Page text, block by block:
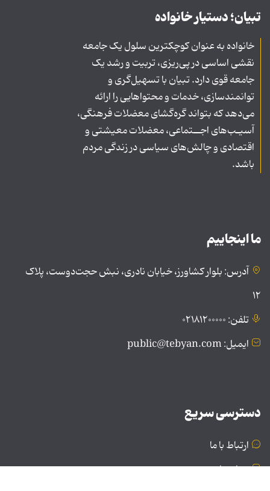
تبیان؛ دستیار خانواده
خانواده به عنوان کوچکترین سلول یک جامعه
نقشی اساسی در پی‌ریزی، تربیت و رشد یک
جامعه قوی دارد. تبیان با تسهیل‌گری و
توانمندسازی، خدمات و محتواهایی را ارائه
می‌دهد که بتواند گره‌گشای معضلات فرهنگی،
آسیـب‌های اجــتماعی، معضلات معیشتی و
اقتصادی و چالش‌های سیاسی در زندگی مردم
باشد.
ما اینجاییم
آدرس: بلوار کشاورز، خیابان نادری، نبش حجت‌دوست، پلاک
۱۲
تلفن: ۰۲۱۸۱۲۰۰۰۰۰
ایمیل: public@tebyan.com
دسترسی سریع
ارتباط با ما
درباره ما